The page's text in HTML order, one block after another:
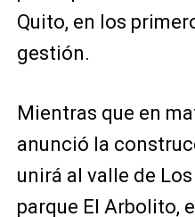
Quito, en los
gestión.
Mientras que en
anunció la
unirá al valle de
parque El Arbolito,